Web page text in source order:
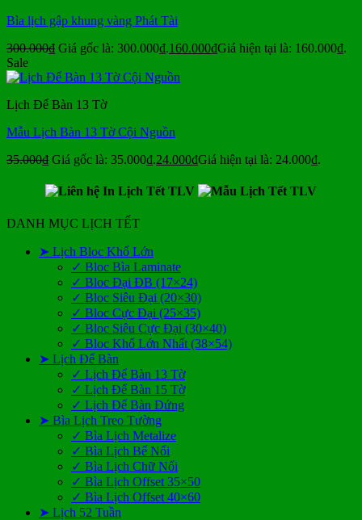
Bìa lịch gập khung vàng Phát Tài
300.000₫ Giá gốc là: 300.000₫.160.000₫Giá hiện tại là: 160.000₫.
Sale
Lịch Để Bàn 13 Tờ
Mẫu Lịch Bàn 13 Tờ Cội Nguồn
35.000₫ Giá gốc là: 35.000₫.24.000₫Giá hiện tại là: 24.000₫.
DANH MỤC LỊCH TẾT
➤ Lịch Bloc Khổ Lớn
✓ Bloc Bìa Laminate
✓ Bloc Đại ĐB (17×24)
✓ Bloc Siêu Đại (20×30)
✓ Bloc Cực Đại (25×35)
✓ Bloc Siêu Cực Đại (30×40)
✓ Bloc Khổ Lớn Nhất (38×54)
➤ Lịch Để Bàn
✓ Lịch Để Bàn 13 Tờ
✓ Lịch Để Bàn 15 Tờ
✓ Lịch Để Bàn Đứng
➤ Bìa Lịch Treo Tường
✓ Bìa Lịch Metalize
✓ Bìa Lịch Bế Nổi
✓ Bìa Lịch Chữ Nổi
✓ Bìa Lịch Offset 35×50
✓ Bìa Lịch Offset 40×60
➤ Lịch 52 Tuần